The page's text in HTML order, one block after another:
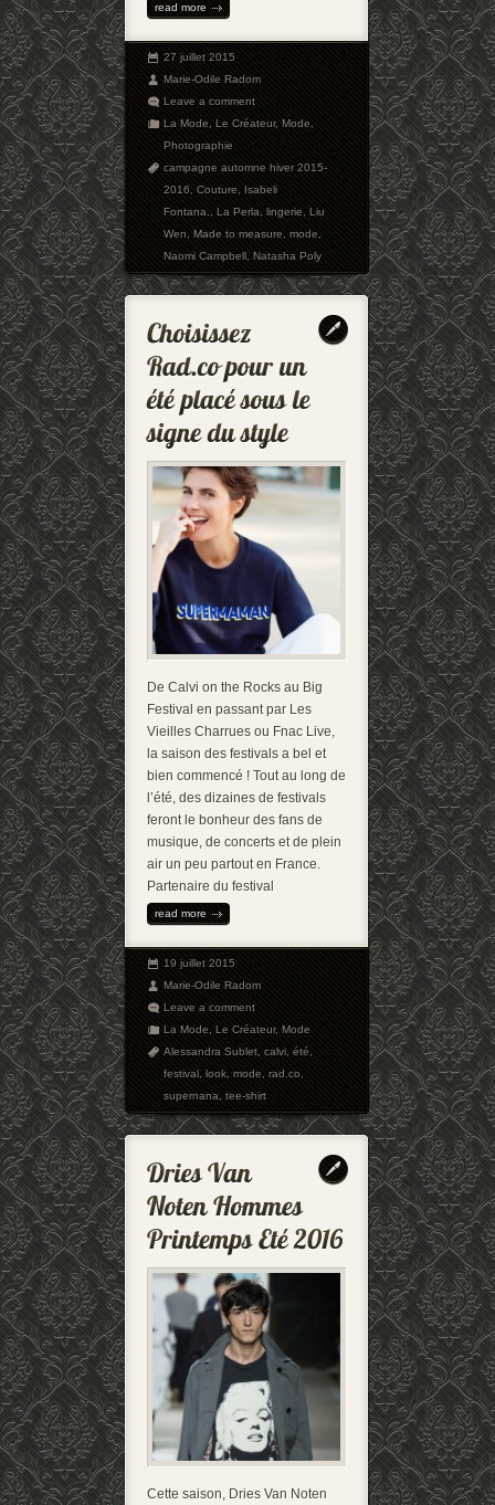
read more
27 juillet 2015
Marie-Odile Radom
Leave a comment
La Mode,Le Créateur,Mode,
Photographie
campagne automne hiver 2015-
2016,Couture,Isabeli
Fontana.,La Perla,lingerie,Liu
Wen,Made to measure,mode,
Naomi Campbell,Natasha Poly
De Calvi on the Rocks au Big
Festival en passant par Les
Vieilles Charrues ou Fnac Live,
la saison des festivals a bel et
bien commencé ! Tout au long de
l’été, des dizaines de festivals
feront le bonheur des fans de
musique, de concerts et de plein
air un peu partout en France.
Partenaire du festival
read more
19 juillet 2015
Marie-Odile Radom
Leave a comment
La Mode,Le Créateur,Mode
Alessandra Sublet,calvi,été,
festival,look,mode,rad.co,
supernana,tee-shirt
Cette saison, Dries Van Noten